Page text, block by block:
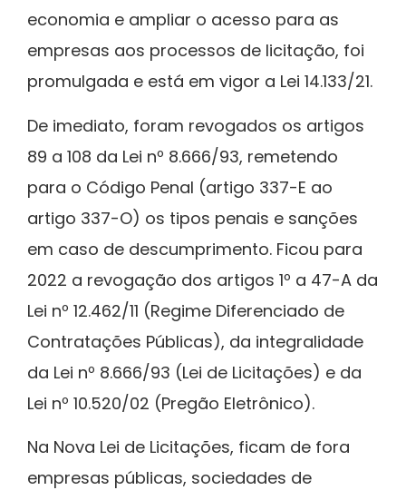
economia e ampliar o acesso para as
empresas aos processos de licitação, foi
promulgada e está em vigor a Lei 14.133/21.
De imediato, foram revogados os artigos
89 a 108 da Lei nº 8.666/93, remetendo
para o Código Penal (artigo 337-E ao
artigo 337-O) os tipos penais e sanções
em caso de descumprimento. Ficou para
2022 a revogação dos artigos 1º a 47-A da
Lei nº 12.462/11 (Regime Diferenciado de
Contratações Públicas), da integralidade
da Lei nº 8.666/93 (Lei de Licitações) e da
Lei nº 10.520/02 (Pregão Eletrônico).
Na Nova Lei de Licitações, ficam de fora
empresas públicas, sociedades de